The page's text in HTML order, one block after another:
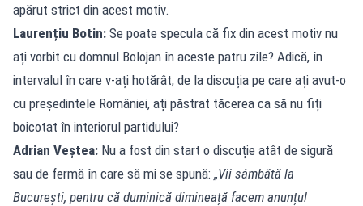
apărut strict din acest motiv.
Laurențiu Botin: Se poate specula că fix din acest motiv nu
ați vorbit cu domnul Bolojan în aceste patru zile? Adică, în
intervalul în care v-ați hotărât, de la discuția pe care ați avut-o
cu președintele României, ați păstrat tăcerea ca să nu fiți
boicotat în interiorul partidului?
Adrian Veștea: Nu a fost din start o discuție atât de sigură
sau de fermă în care să mi se spună: „Vii sâmbătă la
București, pentru că duminică dimineață facem anunțul